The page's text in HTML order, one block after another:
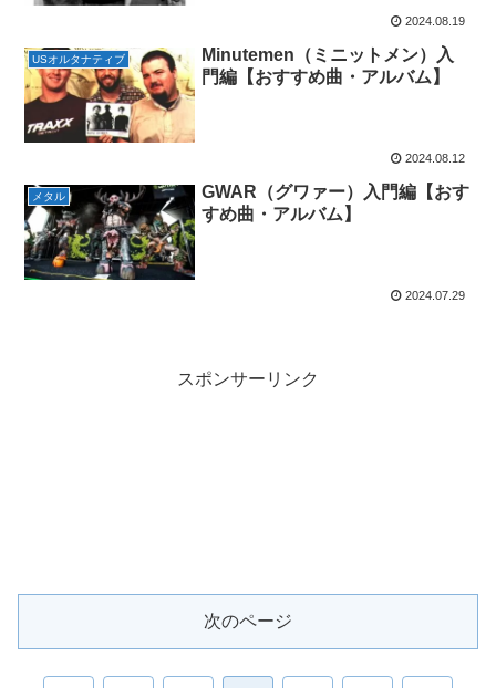
2024.08.19
USオルタナティブ
Minutemen（ミニットメン）入
門編【おすすめ曲・アルバム】
2024.08.12
メタル
GWAR（グワァー）入門編【おす
すめ曲・アルバム】
2024.07.29
スポンサーリンク
次のページ